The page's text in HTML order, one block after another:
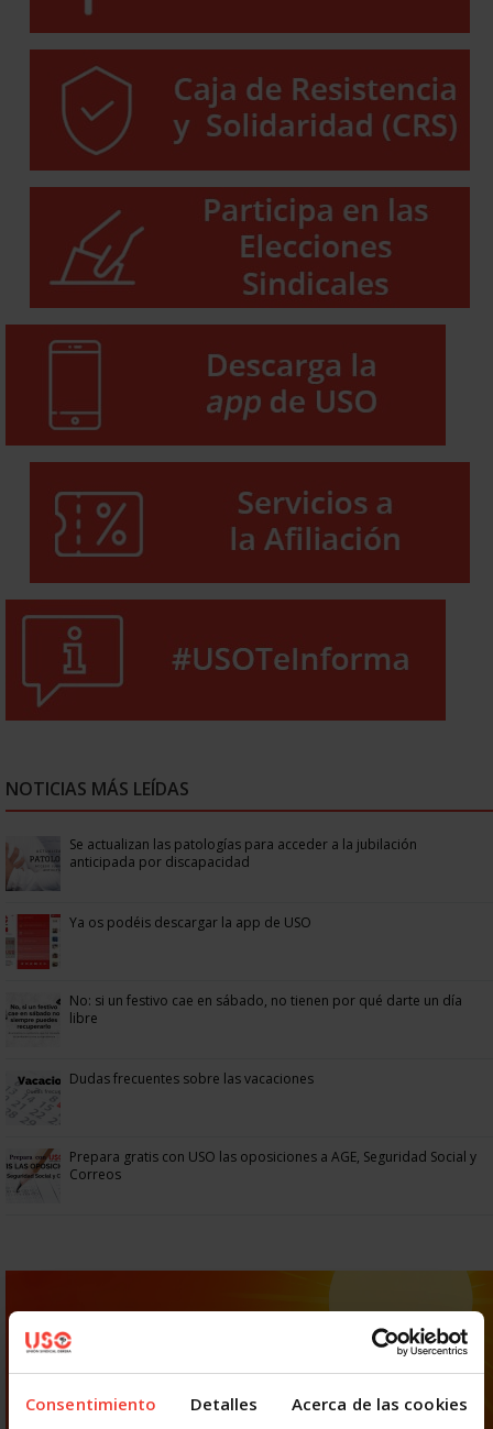
Consentimiento Detalles Acerca de las cookies
NOTICIAS MÁS LEÍDAS
Se actualizan las patologías para acceder a la jubilación
anticipada por discapacidad
Ya os podéis descargar la app de USO
No: si un festivo cae en sábado, no tienen por qué darte un día
libre
Dudas frecuentes sobre las vacaciones
Prepara gratis con USO las oposiciones a AGE, Seguridad Social y
Correos